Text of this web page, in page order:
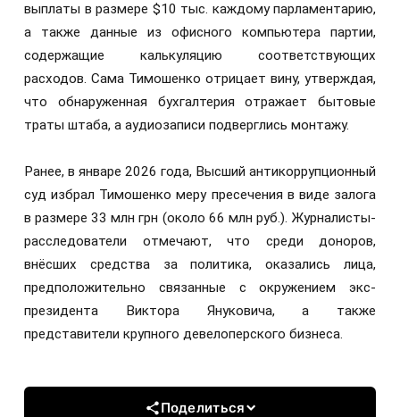
выплаты в размере $10 тыс. каждому парламентарию,
а также данные из офисного компьютера партии,
содержащие калькуляцию соответствующих
расходов. Сама Тимошенко отрицает вину, утверждая,
что обнаруженная бухгалтерия отражает бытовые
траты штаба, а аудиозаписи подверглись монтажу.
Ранее, в январе 2026 года, Высший антикоррупционный
суд избрал Тимошенко меру пресечения в виде залога
в размере 33 млн грн (около 66 млн руб.). Журналисты-
расследователи отмечают, что среди доноров,
внёсших средства за политика, оказались лица,
предположительно связанные с окружением экс-
президента Виктора Януковича, а также
представители крупного девелоперского бизнеса.
Поделиться